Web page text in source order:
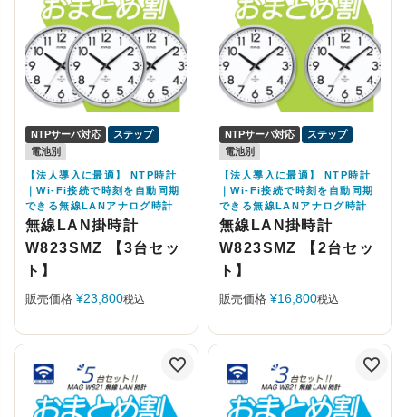
NTPサーバ対応
ステップ
電池別
【法人導入に最適】 NTP時計
｜Wi-Fi接続で時刻を自動同期
できる無線LANアナログ時計
無線LAN掛時計
W823SMZ 【3台セッ
ト】
販売価格 ¥23,800税込
NTPサーバ対応
ステップ
電池別
【法人導入に最適】 NTP時計
｜Wi-Fi接続で時刻を自動同期
できる無線LANアナログ時計
無線LAN掛時計
W823SMZ 【2台セッ
ト】
販売価格 ¥16,800税込